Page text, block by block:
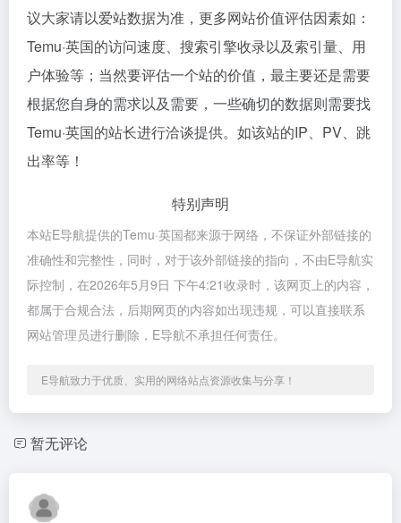
议大家请以爱站数据为准，更多网站价值评估因素如：
Temu·英国的访问速度、搜索引擎收录以及索引量、用
户体验等；当然要评估一个站的价值，最主要还是需要
根据您自身的需求以及需要，一些确切的数据则需要找
Temu·英国的站长进行洽谈提供。如该站的IP、PV、跳
出率等！
特别声明
本站E导航提供的Temu·英国都来源于网络，不保证外部链接的
准确性和完整性，同时，对于该外部链接的指向，不由E导航实
际控制，在2026年5月9日 下午4:21收录时，该网页上的内容，
都属于合规合法，后期网页的内容如出现违规，可以直接联系
网站管理员进行删除，E导航不承担任何责任。
E导航致力于优质、实用的网络站点资源收集与分享！
暂无评论